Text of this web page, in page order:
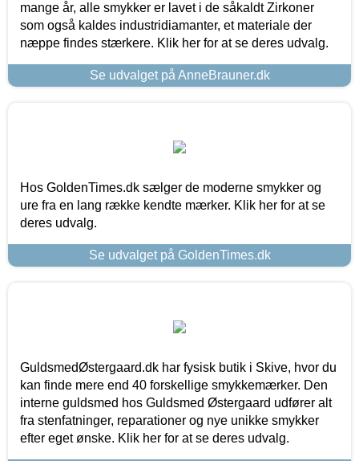
mange år, alle smykker er lavet i de såkaldt Zirkoner
som også kaldes industridiamanter, et materiale der
næppe findes stærkere. Klik her for at se deres udvalg.
Se udvalget på AnneBrauner.dk
Hos GoldenTimes.dk sælger de moderne smykker og
ure fra en lang række kendte mærker. Klik her for at se
deres udvalg.
Se udvalget på GoldenTimes.dk
GuldsmedØstergaard.dk har fysisk butik i Skive, hvor du
kan finde mere end 40 forskellige smykkemærker. Den
interne guldsmed hos Guldsmed Østergaard udfører alt
fra stenfatninger, reparationer og nye unikke smykker
efter eget ønske. Klik her for at se deres udvalg.